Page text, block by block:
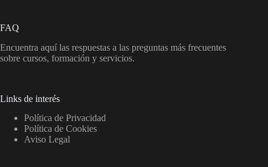
FAQ
Encuentra aquí las respuestas a las preguntas más frecuentes
sobre cursos, formación y servicios.
Links de interés
Política de Privacidad
Política de Cookies
Aviso Legal